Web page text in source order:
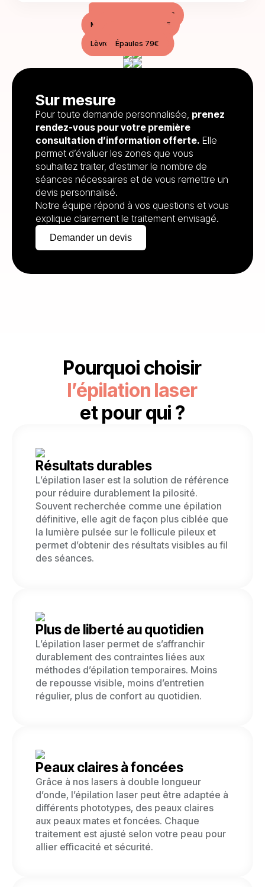
Demies-jambes 139€
Maillot classique 69€
Maillot intégral 99€
Lèvre supérieure 29€
Épaules 79€
Sur mesure
Pour toute demande personnalisée, prenez
rendez-vous pour votre première
consultation d’information offerte. Elle
permet d’évaluer les zones que vous
souhaitez traiter, d’estimer le nombre de
séances nécessaires et de vous remettre un
devis personnalisé.
Notre équipe répond à vos questions et vous
explique clairement le traitement envisagé.
Demander un devis
Pourquoi choisir
l’épilation laser
et pour qui ?
Résultats durables
L’épilation laser est la solution de référence
pour réduire durablement la pilosité.
Souvent recherchée comme une épilation
définitive, elle agit de façon plus ciblée que
la lumière pulsée sur le follicule pileux et
permet d’obtenir des résultats visibles au fil
des séances.
Plus de liberté au quotidien
L’épilation laser permet de s’affranchir
durablement des contraintes liées aux
méthodes d’épilation temporaires. Moins
de repousse visible, moins d’entretien
régulier, plus de confort au quotidien.
Peaux claires à foncées
Grâce à nos lasers à double longueur
d’onde, l’épilation laser peut être adaptée à
différents phototypes, des peaux claires
aux peaux mates et foncées. Chaque
traitement est ajusté selon votre peau pour
allier efficacité et sécurité.